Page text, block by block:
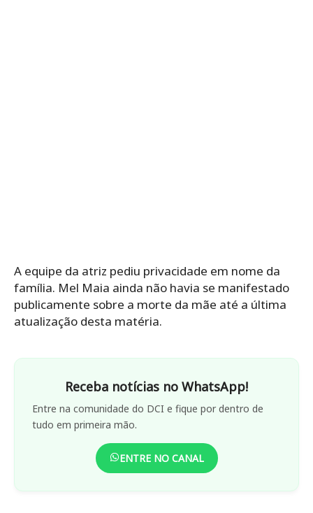
A equipe da atriz pediu privacidade em nome da
família. Mel Maia ainda não havia se manifestado
publicamente sobre a morte da mãe até a última
atualização desta matéria.
Receba notícias no WhatsApp!
Entre na comunidade do DCI e fique por dentro de
tudo em primeira mão.
ENTRE NO CANAL